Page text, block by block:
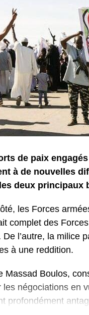
de paix
à de nouvelles
deux principaux
les Forces
complet des
De l’autre, la milice
à une reddition.
Massad Boulos,
négociations en
profondément